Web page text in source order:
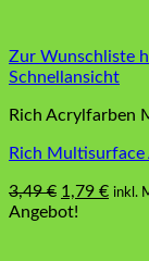
Zur Wunschliste
Schnellansicht
Rich Acrylfarben
Rich Multisurface
3,49€
Preis
1,79 € inkl.
Angebot!